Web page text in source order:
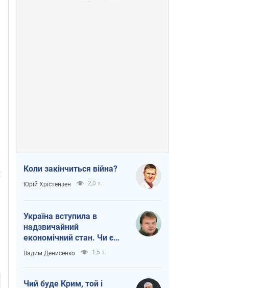
Коли закінчиться війна?
Юрій Хрістензен 2,0 т.
Україна вступила в
надзвичайний
економічний стан. Чи є
світло вкінці тунелю?
Вадим Денисенко 1,5 т.
Чий буде Крим, той і